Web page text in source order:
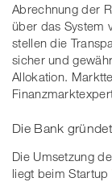
Abrechnung der
über das System
stellen die
sicher und
Allokation.
Die Bank
Die Umsetzung
liegt beim Startup